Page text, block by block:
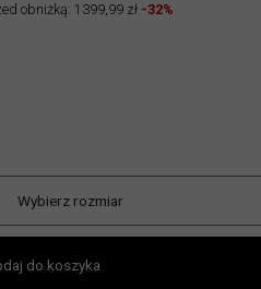
obniżką: 1399,99 zł -32%
Wybierz rozmiar
do koszyka